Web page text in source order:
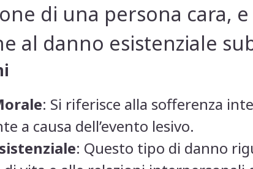
di una persona cara,
al danno esistenziale
: Si riferisce alla sofferenza
a causa dell’evento lesivo.
: Questo tipo di danno